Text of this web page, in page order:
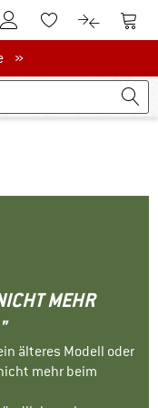
Zum KundenkontoZum Merkzettel.
Zum Zum
»
MEHR
älteres Modell oder
mehr beim